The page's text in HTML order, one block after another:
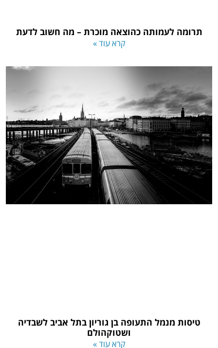
תרומה לעמותה כהוצאה מוכרת – מה חשוב לדעת
קרא עוד »
טיסות מנמל התעופה בן גוריון בתל אביב לשבדיה
ושטוקהולם
קרא עוד »